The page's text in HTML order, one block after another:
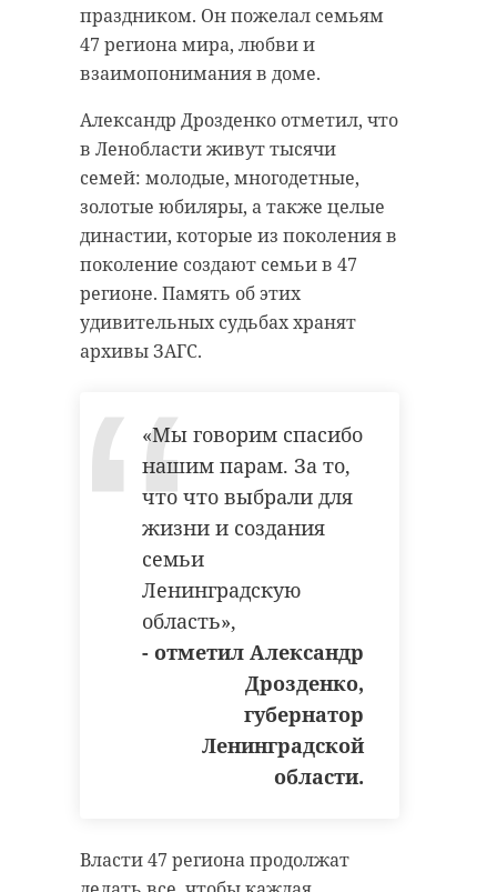
праздником. Он пожелал семьям
47 региона мира, любви и
взаимопонимания в доме.
Александр Дрозденко отметил, что
в Ленобласти живут тысячи
семей: молодые, многодетные,
золотые юбиляры, а также целые
династии, которые из поколения в
поколение создают семьи в 47
регионе. Память об этих
удивительных судьбах хранят
архивы ЗАГС.
«Мы говорим спасибо
нашим парам. За то,
что что выбрали для
жизни и создания
семьи
Ленинградскую
область»,
- отметил Александр
Дрозденко,
губернатор
Ленинградской
области.
Власти 47 региона продолжат